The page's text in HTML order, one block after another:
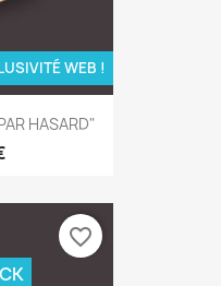
HASARD"
WEB !
favorite_border